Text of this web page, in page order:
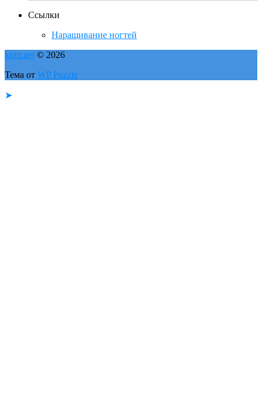
Ссылки
Наращивание ногтей
knitt.net © 2026
Тема от WP Puzzle
➤